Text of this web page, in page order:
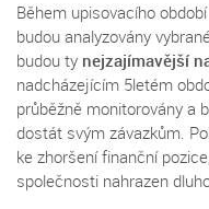
Během upisovacího
budou analyzovány
budou ty nejzajímavější
nadcházejícím 5letém
průběžně monitorovány a
dostát svým závazkům.
ke zhoršení finanční
společnosti nahrazen